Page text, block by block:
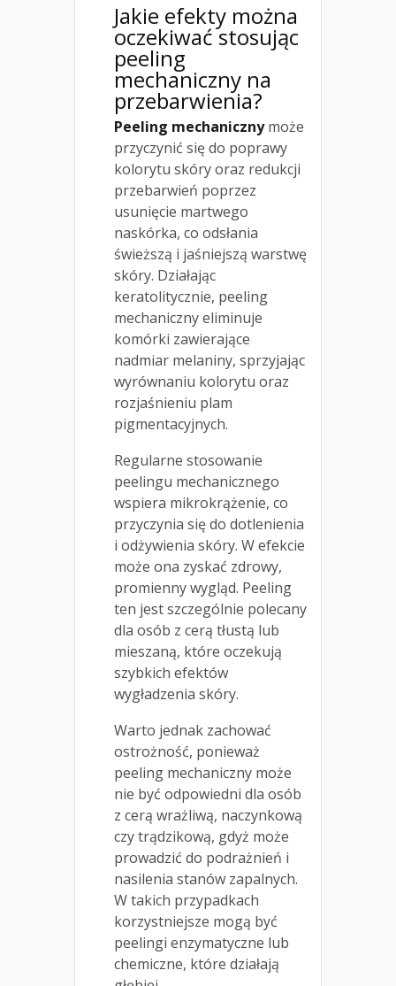
Jakie efekty można
oczekiwać stosując
peeling
mechaniczny na
przebarwienia?
Peeling mechanicznymoże
przyczynić się do poprawy
kolorytu skóry oraz redukcji
przebarwień poprzez
usunięcie martwego
naskórka, co odsłania
świeższą i jaśniejszą warstwę
skóry. Działając
keratolitycznie, peeling
mechaniczny eliminuje
komórki zawierające
nadmiar melaniny, sprzyjając
wyrównaniu kolorytu oraz
rozjaśnieniu plam
pigmentacyjnych.
Regularne stosowanie
peelingu mechanicznego
wspiera mikrokrążenie, co
przyczynia się do dotlenienia
i odżywienia skóry. W efekcie
może ona zyskać zdrowy,
promienny wygląd. Peeling
ten jest szczególnie polecany
dla osób z cerą tłustą lub
mieszaną, które oczekują
szybkich efektów
wygładzenia skóry.
Warto jednak zachować
ostrożność, ponieważ
peeling mechaniczny może
nie być odpowiedni dla osób
z cerą wrażliwą, naczynkową
czy trądzikową, gdyż może
prowadzić do podrażnień i
nasilenia stanów zapalnych.
W takich przypadkach
korzystniejsze mogą być
peelingi enzymatyczne lub
chemiczne, które działają